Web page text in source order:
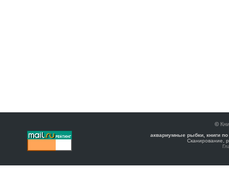
©
аквариумные рыбки, книги
Сканирование,